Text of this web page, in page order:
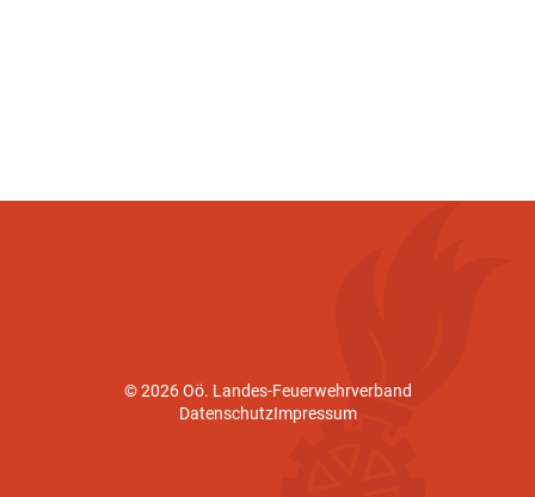
© 2026 Oö. Landes-Feuerwehrverband
DatenschutzImpressum